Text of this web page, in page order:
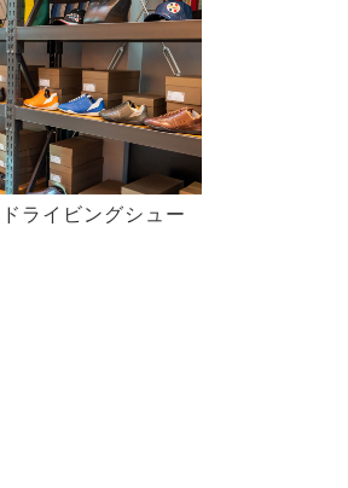
ライビングシュー